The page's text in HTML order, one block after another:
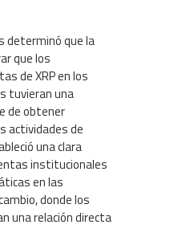
determinó que la
que los
de XRP en los
tuvieran una
de obtener
actividades de
una clara
institucionales
en las
donde los
una relación directa